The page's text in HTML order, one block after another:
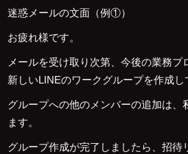
迷惑メールの文面（例①）
お疲れ様です。
メールを受け取り次第、今後の業務プ
新しいLINEのワークグループを作成し
グループへの他のメンバーの追加は、
ます。
グループ作成が完了しましたら、招待